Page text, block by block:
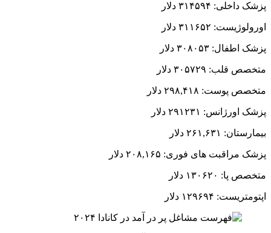
پزشک داخلی: ۳۱۴۵۹۴ دلار
اورولوژیست: ۳۱۱۶۵۲ دلار
پزشک اطفال: ۳۰۸۰۵۳ دلار
متخصص قلب: ۳۰۵۷۲۹ دلار
متخصص پوست: ۲۹۸,۴۱۸ دلار
پزشک اورژانس: ۲۹۱۲۳۱ دلار
بیمارستان: ۲۶۱,۶۳۱ دلار
پزشک مراقبت های فوری: ۲۰۸,۱۶۵ دلار
متخصص پا: ۱۳۰۶۲۰ دلار
اپتومتریست: ۱۲۹۶۹۴ دلار